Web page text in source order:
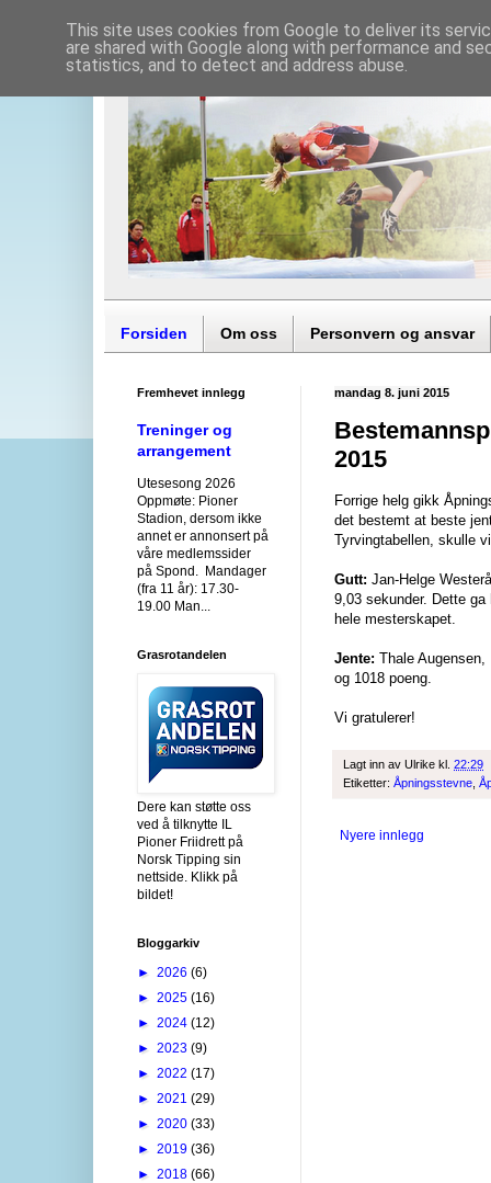
Forsiden Om oss Personvern og ansvar
mandag 8. juni 2015
2015
Forrige helg gikk
det bestemt at beste
Tyrvingtabellen, skulle
Gutt: Jan-Helge
9,03 sekunder. Dette
hele mesterskapet.
Jente: Thale
og 1018 poeng.
Vi gratulerer!
Lagt inn av Ulrike kl. 22:29
Etiketter: Åpningsstevne,
Nyere innlegg
Fremhevet innlegg
Treninger og
arrangement
Utesesong 2026
Oppmøte: Pioner
Stadion, dersom ikke
annet er annonsert på
våre medlemssider
på Spond. Mandager
(fra 11 år): 17.30-
19.00 Man...
Grasrotandelen
Dere kan støtte oss
ved å tilknytte IL
Pioner Friidrett på
Norsk Tipping sin
nettside. Klikk på
bildet!
Bloggarkiv
► 2026 (6)
► 2025 (16)
► 2024 (12)
► 2023 (9)
► 2022 (17)
► 2021 (29)
► 2020 (33)
► 2019 (36)
► 2018 (66)
This site uses cookies from Google to deliver its
are shared with Google along with performance and
statistics, and to detect and address abuse.